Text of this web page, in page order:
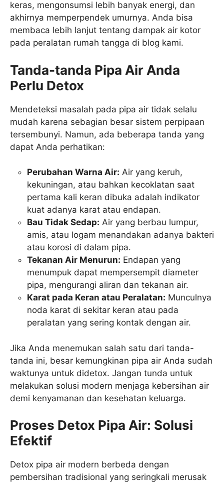
keras, mengonsumsi lebih banyak energi, dan
akhirnya memperpendek umurnya. Anda bisa
membaca lebih lanjut tentang dampak air kotor
pada peralatan rumah tangga di blog kami.
Tanda-tanda Pipa Air Anda
Perlu Detox
Mendeteksi masalah pada pipa air tidak selalu
mudah karena sebagian besar sistem perpipaan
tersembunyi. Namun, ada beberapa tanda yang
dapat Anda perhatikan:
Perubahan Warna Air: Air yang keruh,
kekuningan, atau bahkan kecoklatan saat
pertama kali keran dibuka adalah indikator
kuat adanya karat atau endapan.
Bau Tidak Sedap: Air yang berbau lumpur,
amis, atau logam menandakan adanya bakteri
atau korosi di dalam pipa.
Tekanan Air Menurun: Endapan yang
menumpuk dapat mempersempit diameter
pipa, mengurangi aliran dan tekanan air.
Karat pada Keran atau Peralatan: Munculnya
noda karat di sekitar keran atau pada
peralatan yang sering kontak dengan air.
Jika Anda menemukan salah satu dari tanda-
tanda ini, besar kemungkinan pipa air Anda sudah
waktunya untuk didetox. Jangan tunda untuk
melakukan solusi modern menjaga kebersihan air
demi kenyamanan dan kesehatan keluarga.
Proses Detox Pipa Air: Solusi
Efektif
Detox pipa air modern berbeda dengan
pembersihan tradisional yang seringkali merusak